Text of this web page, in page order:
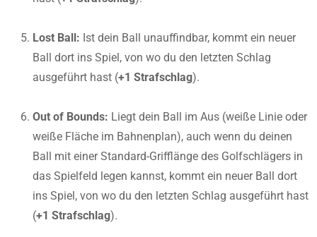
Lost Ball: Ist dein Ball unauffindbar, kommt ein neuer
Ball dort ins Spiel, von wo du den letzten Schlag
ausgeführt hast (+1 Strafschlag).
Out of Bounds: Liegt dein Ball im Aus (weiße Linie oder
weiße Fläche im Bahnenplan), auch wenn du deinen
Ball mit einer Standard-Grifflänge des Golfschlägers in
das Spielfeld legen kannst, kommt ein neuer Ball dort
ins Spiel, von wo du den letzten Schlag ausgeführt hast
(+1 Strafschlag).